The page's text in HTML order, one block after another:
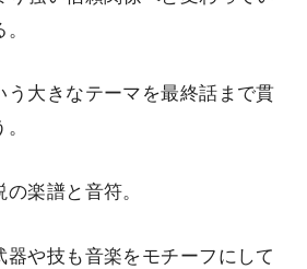
う大きなテーマを最終話まで貫
楽譜と音符。
器や技も音楽をモチーフにして